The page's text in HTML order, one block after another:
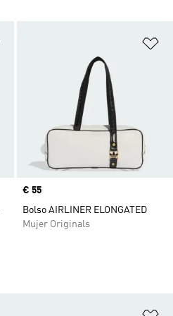
Precio
€ 55
Bolso AIRLINER ELONGATED
Mujer Originals